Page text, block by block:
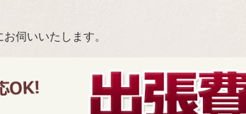
伺いいたします。